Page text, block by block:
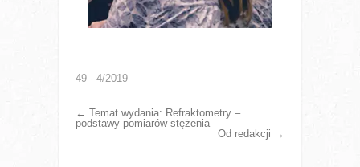
49 - 4/2019
← Temat wydania: Refraktometry –
podstawy pomiarów stężenia
Od redakcji →